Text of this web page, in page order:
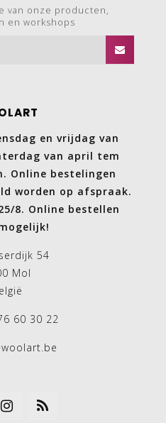
van onze producten,
en workshops
en vrijdag van
van april tem
Online bestelingen
worden op afspraak.
8. Online bestellen
54
Mol
60 30 22